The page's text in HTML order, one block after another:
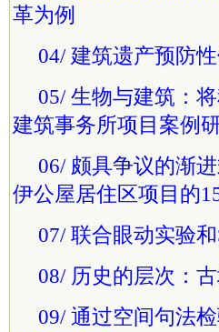
革为例
04/ 建筑遗产预防
05/ 生物与建筑：
建筑事务所项目案例
06/ 颇具争议的渐
伊公屋居住区项目的
07/ 联合眼动实验
08/ 历史的层次：
09/ 通过空间句法